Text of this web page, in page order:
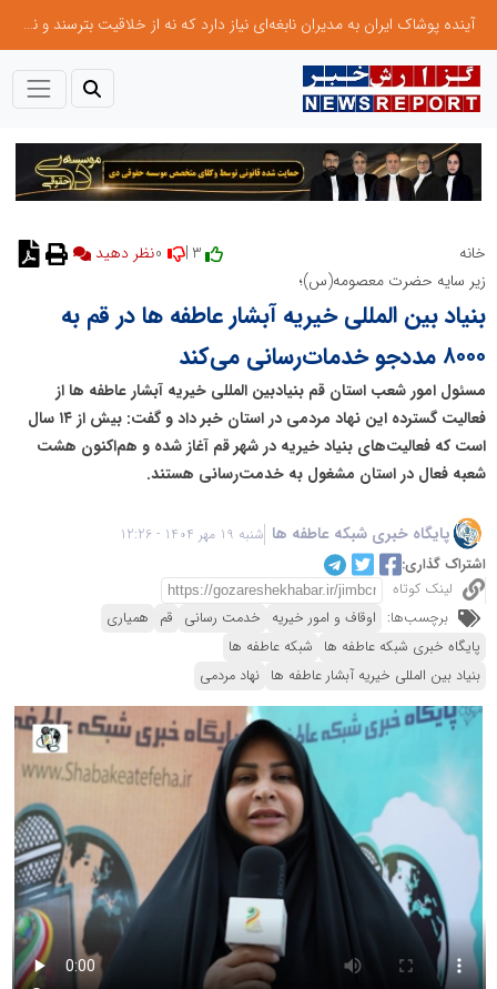
آینده پوشاک ایران به مدیران نابغه‌ای نیاز دارد که نه از خلاقیت بترسند و نه بروکراسی
خانه 3 |
نظر دهید
زیر سایه حضرت معصومه(س)؛
بنیاد بین المللی خیریه آبشار عاطفه ها در قم به
۸۰۰۰ مددجو خدمات‌رسانی می‌کند
مسئول امور شعب استان قم بنیادبین المللی خیریه آبشار عاطفه ها از
فعالیت گسترده این نهاد مردمی در استان خبر داد و گفت: بیش از ۱۴ سال
است که فعالیت‌های بنیاد خیریه در شهر قم آغاز شده و هم‌اکنون هشت
شعبه فعال در استان مشغول به خدمت‌رسانی هستند.
پایگاه خبری شبکه عاطفه ها شنبه 19 مهر 1404 - 12:26
اشتراک گذاری:
لینک کوتاه
برچسب‌ها: اوقاف و امور خیریه خدمت رسانی قم همیاری
پایگاه خبری شبکه عاطفه ها شبکه عاطفه ها
بنیاد بین المللی خیریه آبشار عاطفه ها نهاد مردمی